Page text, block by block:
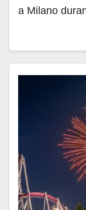
a Milano